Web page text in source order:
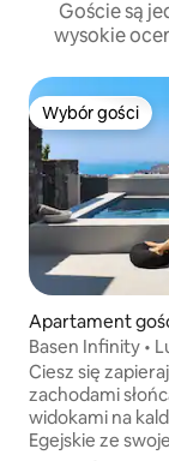
Goście są
wysokie
Wybór gości
Wybór gości
Apartament
rgos Kallistis
Basen Infinity •
na morze
Ciesz się
zachodami
widokami na
Egejskie ze